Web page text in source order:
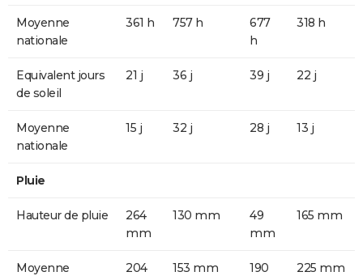
Moyenne
nationale
361 h 757 h
677
h
318 h
Equivalent jours
de soleil
21 j 36 j 39 j 22 j
Moyenne
nationale
15 j 32 j 28 j 13 j
Pluie
Hauteur de pluie
264
mm
130 mm
49
mm
165 mm
Moyenne
204
153 mm
190
225 mm